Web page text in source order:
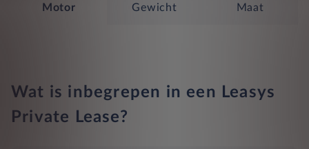
Motor Gewicht Maat
Wat is inbegrepen in een Leasys
Private Lease?